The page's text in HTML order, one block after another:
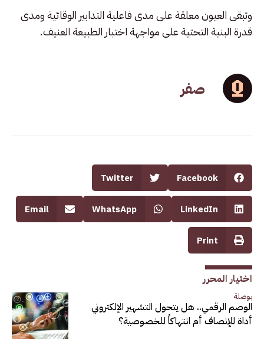
وتبقى العيون معلقة على مدى فاعلية التدابير الوقائية ومدى
قدرة البنية التحتية على مواجهة اختبار الطبيعة العنيف.
صفر
Facebook
Twitter
LinkedIn
WhatsApp
Email
Print
اختيار المحرر
بوصلة
الوصم الرقمي.. هل يتحول التشهير الإلكتروني
أداة للإنصاف أم انتهاكاً للخصوصية؟